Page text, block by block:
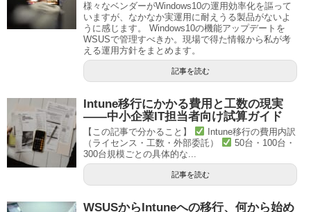
様々なベンダーがWindows10の運用効率化を謳って
いますが、なかなか実運用に耐えうる製品がないよ
うに感じます。 Windows10の機能アップデートを
WSUSで管理すべきか。現場で得た情報から私が考
える運用方針をまとめます。
記事を読む
Intune移行にかかる費用と工数の現実
——中小企業IT担当者向け試算ガイド
【この記事で分かること】
Intune移行の費用内訳
（ライセンス・工数・外部委託）
50台・100台・
300台規模ごとの具体的な...
記事を読む
WSUSからIntuneへの移行、何から始め